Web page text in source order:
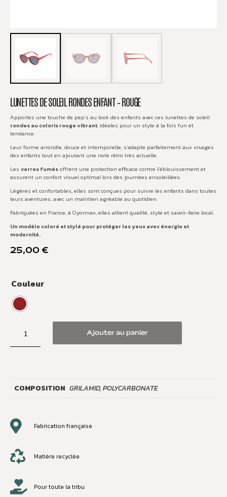
LUNETTES DE SOLEIL RONDES ENFANT – ROUGE
Apportez une touche de pep’s au look des enfants avec ces lunettes de soleil
rondes au coloris rouge vibrant, idéales pour un style à la fois fun et
tendance.
Leur forme arrondie, douce et intemporelle, s’adapte parfaitement aux visages
des enfants tout en ajoutant une note rétro très actuelle.
Les verres fumésoffrent une protection efficace contre l’éblouissement et
assurent un confort visuel optimal lors des journées ensoleillées.
Légères et confortables, elles sont conçues pour suivre les enfants dans toutes
leurs aventures, avec un maintien agréable au quotidien.
Fabriquées en France, à Oyonnax, elles allient qualité, style et savoir-faire local.
Un modèle coloré et stylé pour protéger les yeux avec énergie et
modernité.
25,00 €
Couleur
Ajouter au panier
COMPOSITION GRILAMID, POLYCARBONATE
Fabrication française
Matière recyclée
Pour toute la tribu